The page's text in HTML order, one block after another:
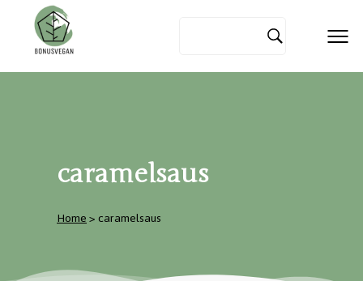
caramelsaus
Home> caramelsaus